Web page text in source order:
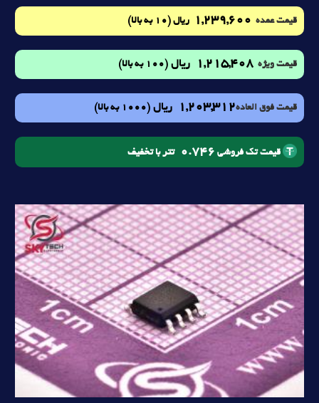
قیمت عمده 1,239,600 ریال (10 به بالا)
قیمت ویژه 1,215,408 ریال (100 به بالا)
قیمت فوق العاده1,203,312 ریال (1000 به بالا)
قیمت تک فروشی 0.746 تتر با تخفیف